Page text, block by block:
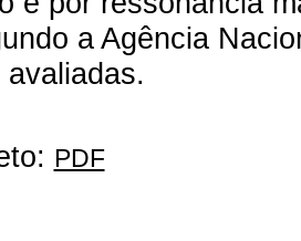
a Agência
PDF